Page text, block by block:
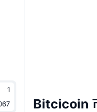
Bitcicoin